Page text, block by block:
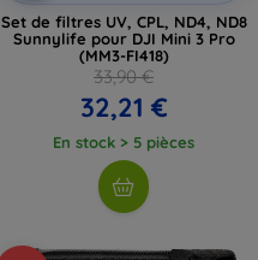
Set de filtres UV, CPL, ND4, ND8
Sunnylife pour DJI Mini 3 Pro
(MM3-FI418)
33,90 €
32,21 €
En stock > 5 pièces